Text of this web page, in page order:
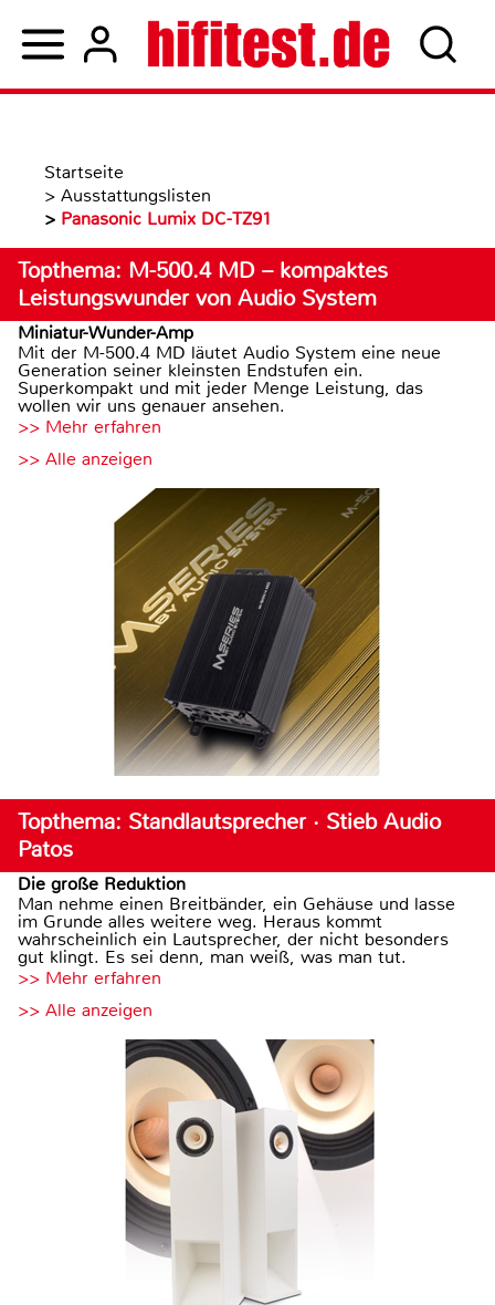
Startseite
> Ausstattungslisten
> Panasonic Lumix DC-TZ91
Topthema: M-500.4 MD – kompaktes
Leistungswunder von Audio System
Miniatur-Wunder-Amp
Mit der M-500.4 MD läutet Audio System eine neue
Generation seiner kleinsten Endstufen ein.
Superkompakt und mit jeder Menge Leistung, das
wollen wir uns genauer ansehen.
>> Mehr erfahren
>> Alle anzeigen
Topthema: Standlautsprecher · Stieb Audio
Patos
Die große Reduktion
Man nehme einen Breitbänder, ein Gehäuse und lasse
im Grunde alles weitere weg. Heraus kommt
wahrscheinlich ein Lautsprecher, der nicht besonders
gut klingt. Es sei denn, man weiß, was man tut.
>> Mehr erfahren
>> Alle anzeigen